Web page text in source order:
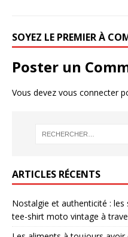
SOYEZ LE PREMIER À
Poster un
Vous devez vous connecter
ARTICLES RÉCENTS
Nostalgie et authenticité : les
tee-shirt moto vintage à